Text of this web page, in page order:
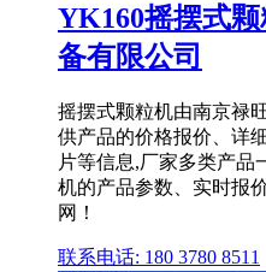
YK160摇摆式
备有限公司
摇摆式颗粒机由南京禄
供产品的价格报价、详
片等信息,厂家多类产品
机的产品参数、实时报
网！
联系电话: 180 3780 8511